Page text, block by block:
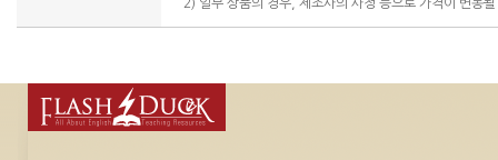
2) 일부 상품의 경우, 제조사의 사정 등으로 가격이 변동